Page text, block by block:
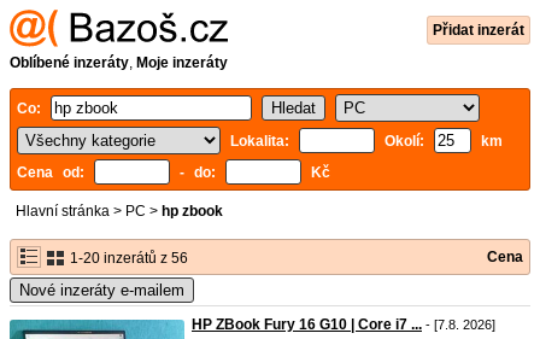
Přidat inzerát
Oblíbené inzeráty, Moje inzeráty
Co:
Lokalita:
Okolí:
km
Cena od:
- do: Kč
Hlavní stránka > PC > hp zbook
1-20 inzerátů z 56 Cena
Nové inzeráty e-mailem
HP ZBook Fury 16 G10 | Core i7 ... - [7.8. 2026]